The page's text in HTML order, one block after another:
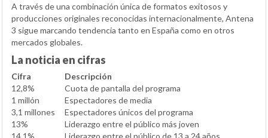
A través de una combinación única de formatos exitosos y
producciones originales reconocidas internacionalmente, Antena
3 sigue marcando tendencia tanto en España como en otros
mercados globales.
La noticia en cifras
Cifra
Descripción
12,8%
Cuota de pantalla del programa
1 millón
Espectadores de media
3,1 millones
Espectadores únicos del programa
13%
Liderazgo entre el público más joven
14,1%
Liderazgo entre el público de 13 a 24 años